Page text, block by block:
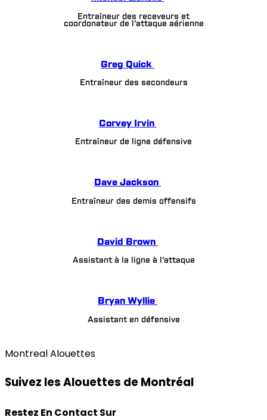
Entraîneur des receveurs et
coordonateur de l’attaque aérienne
Greg Quick
Entraîneur des secondeurs
Corvey Irvin
Entraîneur de ligne défensive
Dave Jackson
Entraîneur des demis offensifs
David Brown
Assistant à la ligne à l’attaque
Bryan Wyllie
Assistant en défensive
Montreal Alouettes
Suivez les Alouettes de Montréal
Restez En Contact Sur